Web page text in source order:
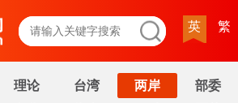
英 繁
理论 台湾 两岸
部委